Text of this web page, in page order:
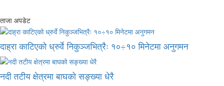
ताजा अपडेट
दाह्रा काटिएको ध्रुर्वे निकुञ्जभित्रैः १०÷१० मिनेटमा अनुगमन
नदी तटीय क्षेत्रमा बाघको सङ्ख्या धेरै